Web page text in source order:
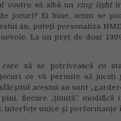
vostru să aibă un ring light
jocuri? Ei bine, acum se
an, puteți personaliza
La un preț de doar
care să se potrivească cu
ce vă permite să jucați
acestui an sunt
fiecare „ținută” modifică
interfețe unice și performanțe